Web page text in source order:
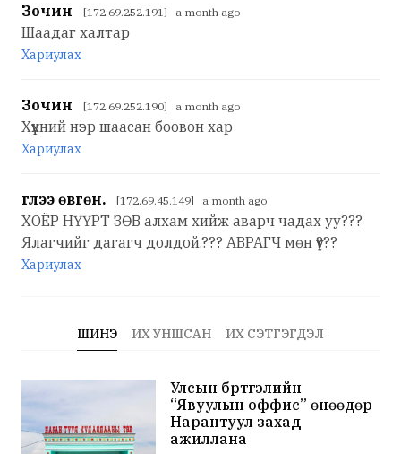
Зочин [172.69.252.191] a month ago
Шаадаг халтар
Хариулах
Зочин [172.69.252.190] a month ago
Хүүхний нэр шаасан боовон хар
Хариулах
үглээ өвгөн. [172.69.45.149] a month ago
ХОЁР НҮҮРТ ЗӨВ алхам хийж аварч чадах уу???
Ялагчийг дагагч долдой.??? АВРАГЧ мөн үү???
Хариулах
ШИНЭ ИХ УНШСАН ИХ СЭТГЭГДЭЛ
Улсын бүртгэлийн
“Явуулын оффис” өнөөдөр
Нарантуул захад
ажиллана